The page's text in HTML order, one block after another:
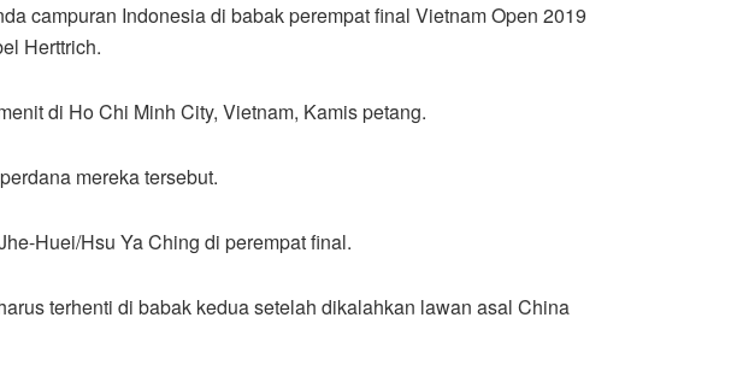
campuran Indonesia di babak perempat final Vietnam Open 2019
Herttrich.
di Ho Chi Minh City, Vietnam, Kamis petang.
mereka tersebut.
Huei/Hsu Ya Ching di perempat final.
terhenti di babak kedua setelah dikalahkan lawan asal China